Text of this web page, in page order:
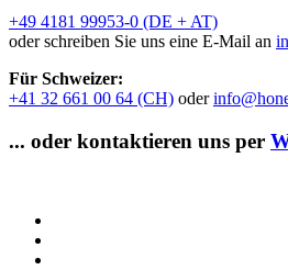
+49 4181 99953-0 (DE + AT)
oder schreiben Sie uns eine E-Mail an
Für Schweizer:
+41 32 661 00 64 (CH) oder
... oder kontaktieren uns per